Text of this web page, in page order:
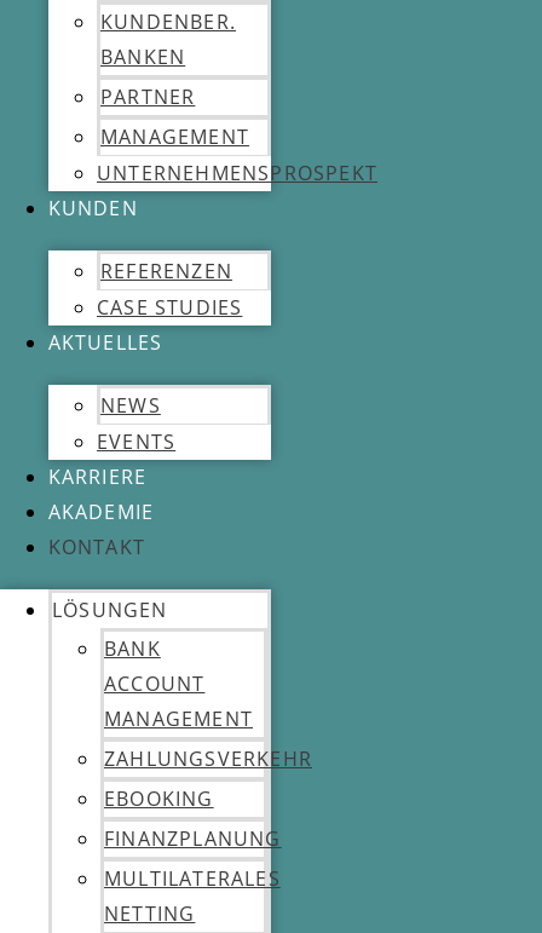
KUNDENBER.
BANKEN
PARTNER
MANAGEMENT
UNTERNEHMENSPROSPEKT
KUNDEN
REFERENZEN
CASE STUDIES
AKTUELLES
NEWS
EVENTS
KARRIERE
AKADEMIE
KONTAKT
LÖSUNGEN
BANK
ACCOUNT
MANAGEMENT
ZAHLUNGSVERKEHR
EBOOKING
FINANZPLANUNG
MULTILATERALES
NETTING